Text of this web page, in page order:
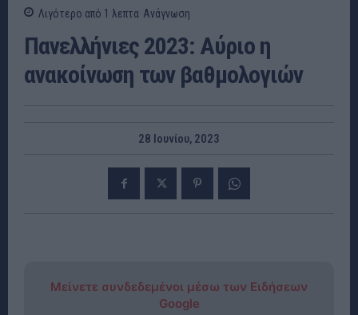
Λιγότερο από 1 λεπτα Ανάγνωση
Πανελλήνιες 2023: Αύριο η
ανακοίνωση των βαθμολογιών
28 Ιουνίου, 2023
Μείνετε συνδεδεμένοι μέσω των Ειδήσεων
Google